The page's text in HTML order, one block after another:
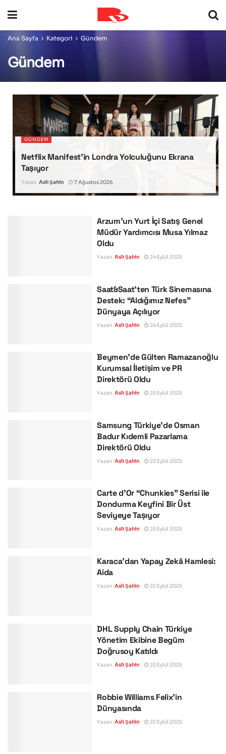
Ana Sayfa Kategori Gündem
Gündem
GÜNDEM
Netflix Manifest’in Londra Yolculuğunu Ekrana
Taşıyor
Yazan Aslı Şahin 7 Ağustos 2026
Arzum’un Yurt İçi Satış Genel
Müdür Yardımcısı Musa Yılmaz
Oldu
Yazan Aslı Şahin 24 Eylül 2025
Saat&Saat’ten Türk Sinemasına
Destek: “Aldığımız Nefes”
Dünyaya Açılıyor
Yazan Aslı Şahin 24 Eylül 2025
Beymen’de Gülten Ramazanoğlu
Kurumsal İletişim ve PR
Direktörü Oldu
Yazan Aslı Şahin 23 Eylül 2025
Samsung Türkiye’de Osman
Badur Kıdemli Pazarlama
Direktörü Oldu
Yazan Aslı Şahin 23 Eylül 2025
Carte d’Or “Chunkies” Serisi ile
Dondurma Keyfini Bir Üst
Seviyeye Taşıyor
Yazan Aslı Şahin 23 Eylül 2025
Karaca’dan Yapay Zekâ Hamlesi:
Aida
Yazan Aslı Şahin 22 Eylül 2025
DHL Supply Chain Türkiye
Yönetim Ekibine Begüm
Doğrusoy Katıldı
Yazan Aslı Şahin 22 Eylül 2025
Robbie Williams Felix’in
Dünyasında
Yazan Aslı Şahin 22 Eylül 2025